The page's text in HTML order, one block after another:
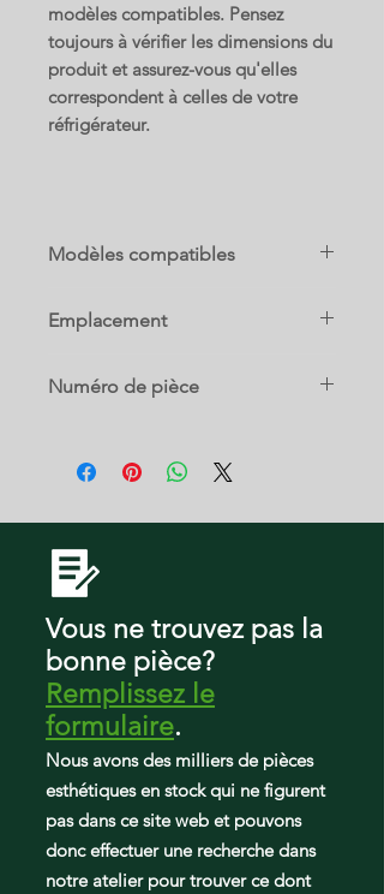
modèles compatibles. Pensez
toujours à vérifier les dimensions du
produit et assurez-vous qu'elles
correspondent à celles de votre
réfrigérateur.
Modèles compatibles
RF25HMEDBSG
RF25HMEDBWW
RF25HMIDBSG
RF26J7500SR
RF26J7510SR
RF4267HABP
RF4267HARS
RF4267HAWP
Emplacement
Numéro de pièce
Vous ne trouvez pas la
bonne pièce?
Remplissez le
formulaire.
Nous avons des milliers de pièces
esthétiques en stock qui ne figurent
pas dans ce site web et pouvons
donc effectuer une recherche dans
notre atelier pour trouver ce dont